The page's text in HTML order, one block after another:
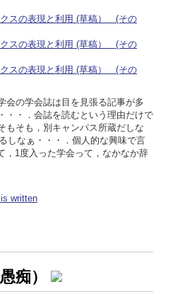
スの表現と利用 (草稿） (その
スの表現と利用 (草稿） (その
スの表現と利用 (草稿） (その
会の学会誌は目を見張る記事が多
・・．会誌を読むという理由だけで
もそも，別キャンパス所蔵だしな
しなぁ・・・．個人的な興味で言
，1度入った学会って，なかなか辞
written
痴）